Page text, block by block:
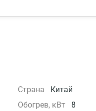
кондиционеры
Вакансии
Страна Китай
Обогрев, кВт
8